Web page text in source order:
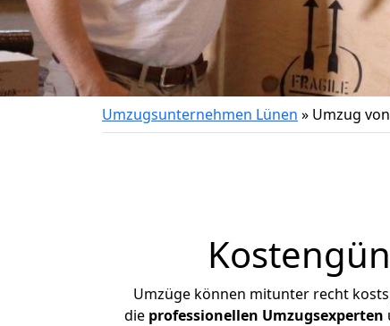
Umzugsunternehmen Lünen » Umzug
Umzüge können mitunter recht
die professionellen Umzugsexperten